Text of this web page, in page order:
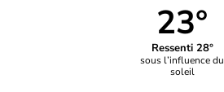
23°
Ressenti 28°
sous l’influence du
soleil